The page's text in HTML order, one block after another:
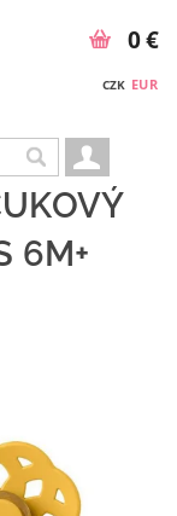
CZK EUR
0 €
6M+